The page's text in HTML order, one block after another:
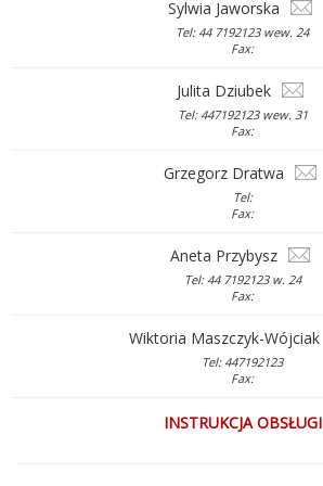
Sylwia Jaworska
Tel: 44 7192123 wew. 24
Fax:
Julita Dziubek
Tel: 447192123 wew. 31
Fax:
Grzegorz Dratwa
Tel:
Fax:
Aneta Przybysz
Tel: 44 7192123 w. 24
Fax:
Wiktoria Maszczyk-Wójciak
Tel: 447192123
Fax:
INSTRUKCJA OBSŁUGI